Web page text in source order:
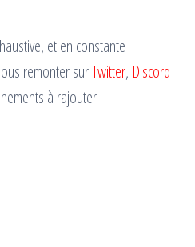
et en constante
remonter surTwitter, Discord
à rajouter !